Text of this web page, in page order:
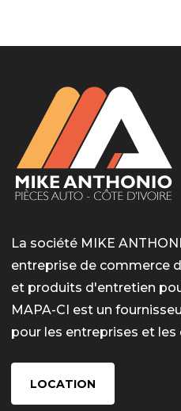
LotoMart
Бай Лото
escort barcelone
https://intimaties.net/es/
used-panties-es/
eros houston
albanianescort
La société MIKE
entreprise de commerce
et produits d'entretien
MAPA-CI est un
pour les entreprises et les
LOCATION